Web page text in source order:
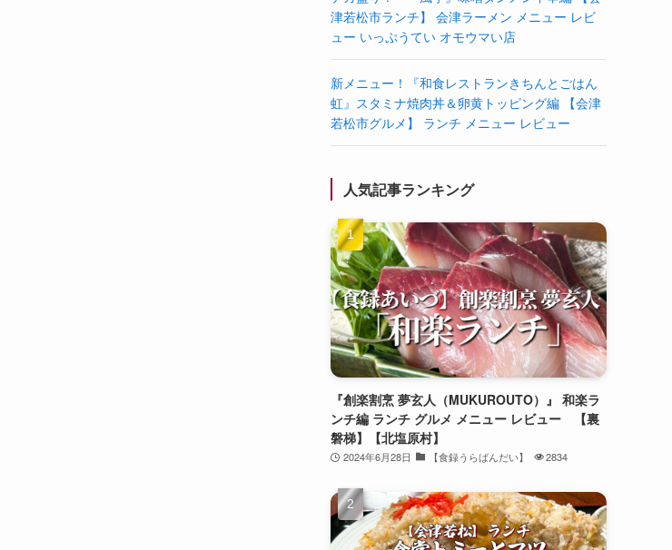
津若松市ランチ】 会津ラーメン メニュー レビ
ュー いっぷうてい オモウマい店
新メニュー！『和食レストランきちんとごはん
虹』スタミナ焼肉丼＆卵黄トッピング編 【会津
若松市グルメ】 ランチ メニュー レビュー
人気記事ランキング
『創楽割烹 夢玄人（MUKUROUTO）』 和楽ラ
ンチ編 ランチ グルメ メニュー レビュー 【裏
磐梯】【北塩原村】
2024年6月28日 【食録うらばんだい】 2834